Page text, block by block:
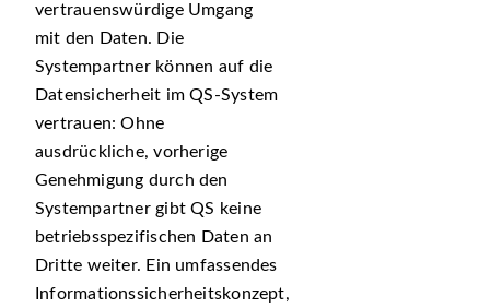
vertrauenswürdige Umgang
mit den Daten. Die
Systempartner können auf die
Datensicherheit im QS-System
vertrauen: Ohne
ausdrückliche, vorherige
Genehmigung durch den
Systempartner gibt QS keine
betriebsspezifischen Daten an
Dritte weiter. Ein umfassendes
Informationssicherheitskonzept,